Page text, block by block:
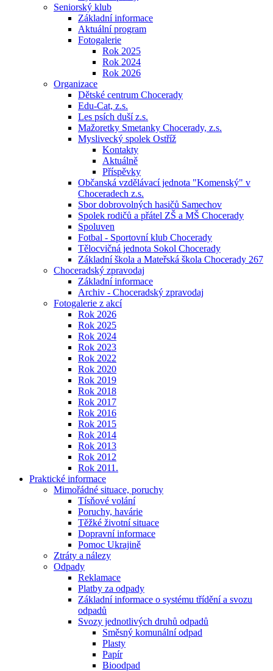
Seniorský klub
Základní informace
Aktuální program
Fotogalerie
Rok 2025
Rok 2024
Rok 2026
Organizace
Dětské centrum Chocerady
Edu-Cat, z.s.
Les psích duší z.s.
Mažoretky Smetanky Chocerady, z.s.
Myslivecký spolek Ostříž
Kontakty
Aktuálně
Příspěvky
Občanská vzdělávací jednota "Komenský" v
Choceradech z.s.
Sbor dobrovolných hasičů Samechov
Spolek rodičů a přátel ZŠ a MŠ Chocerady
Spoluven
Fotbal - Sportovní klub Chocerady
Tělocvičná jednota Sokol Chocerady
Základní škola a Mateřská škola Chocerady 267
Choceradský zpravodaj
Základní informace
Archiv - Choceradský zpravodaj
Fotogalerie z akcí
Rok 2026
Rok 2025
Rok 2024
Rok 2023
Rok 2022
Rok 2020
Rok 2019
Rok 2018
Rok 2017
Rok 2016
Rok 2015
Rok 2014
Rok 2013
Rok 2012
Rok 2011.
Praktické informace
Mimořádné situace, poruchy
Tísňové volání
Poruchy, havárie
Těžké životní situace
Dopravní informace
Pomoc Ukrajině
Ztráty a nálezy
Odpady
Reklamace
Platby za odpady
Základní informace o systému třídění a svozu
odpadů
Svozy jednotlivých druhů odpadů
Směsný komunální odpad
Plasty
Papír
Bioodpad